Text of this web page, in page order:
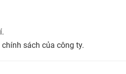
sách của công ty.